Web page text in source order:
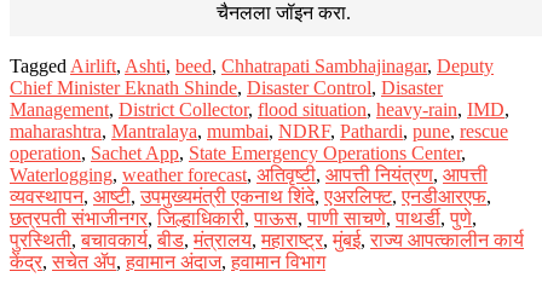
चैनलला जॉइन करा.
Tagged Airlift, Ashti, beed, Chhatrapati Sambhajinagar, ​​Deputy
Chief Minister Eknath Shinde, Disaster Control, Disaster
Management, District Collector, flood situation, heavy-rain, IMD,
maharashtra, Mantralaya, mumbai, NDRF, Pathardi, pune, rescue
operation, Sachet App, State Emergency Operations Center,
Waterlogging, weather forecast, अतिवृष्टी, आपत्ती नियंत्रण, आपत्ती
व्यवस्थापन, आष्टी,उपमुख्यमंत्री एकनाथ शिंदे,एअरलिफ्ट,एनडीआरएफ,
छत्रपती संभाजीनगर,जिल्हाधिकारी,पाऊस,पाणी साचणे,पाथर्डी,पुणे,
पुरस्थिती,बचावकार्य,बीड,मंत्रालय,महाराष्ट्र,मुंबई,राज्य आपत्कालीन कार्य
केंद्र,सचेत ॲप,हवामान अंदाज,हवामान विभाग